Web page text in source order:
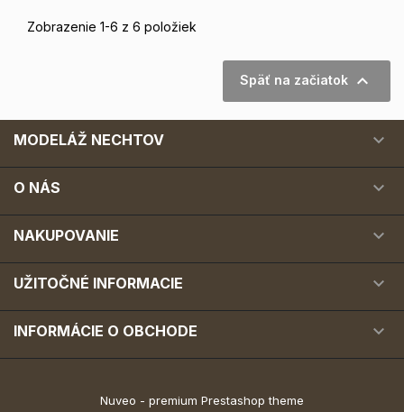
Zobrazenie 1-6 z 6 položiek
Späť na začiatok 
MODELÁŽ NECHTOV 
O NÁS 
NAKUPOVANIE 
UŽITOČNÉ INFORMACIE 
INFORMÁCIE O OBCHODE 
Nuveo - premium Prestashop theme